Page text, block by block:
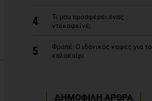
4
Τι μου προσφέρει ένας
ντεκαφεϊνέ;
5
Φραπέ: Ο ιδανικός καφές για το
καλοκαίρι
ΔΗΜΟΦΙΛΗ ΑΡΘΡΑ